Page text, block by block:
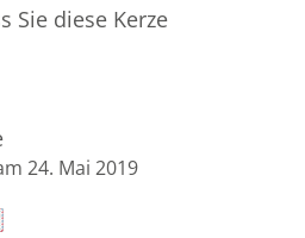
Sie diese Kerze
24. Mai 2019